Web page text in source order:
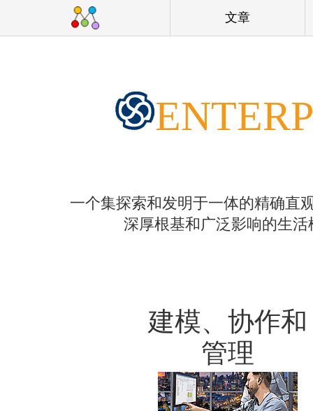
文章
一个集探索和发明于一体的精确直
深厚根基和广泛影响的生
建模、协作和
管理